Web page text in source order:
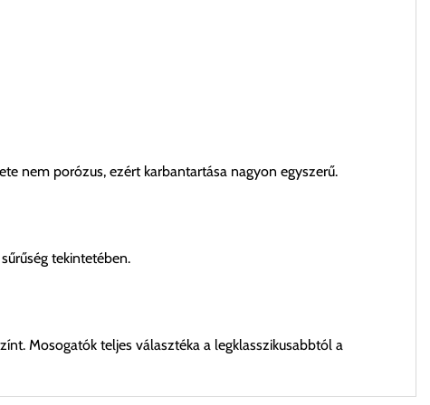
nem porózus, ezért karbantartása nagyon egyszerű.
tekintetében.
Mosogatók teljes választéka a legklasszikusabbtól a